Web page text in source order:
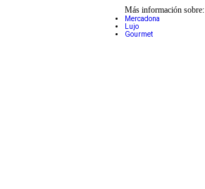
Más información sobre:
Mercadona
Lujo
Gourmet